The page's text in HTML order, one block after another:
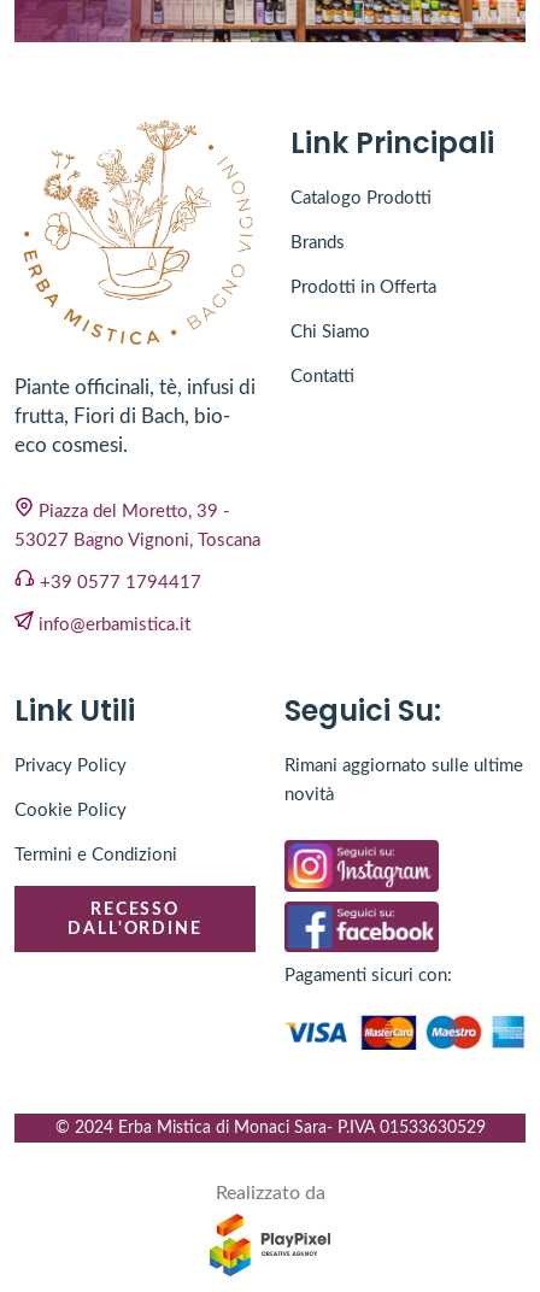
Piante officinali, tè, infusi di
frutta, Fiori di Bach, bio-
eco cosmesi.
Piazza del Moretto, 39 -
53027 Bagno Vignoni, Toscana
+39 0577 1794417
info@erbamistica.it
Link Principali
Catalogo Prodotti
Brands
Prodotti in Offerta
Chi Siamo
Contatti
Link Utili
Privacy Policy
Cookie Policy
Termini e Condizioni
RECESSO
DALL'ORDINE
Seguici Su:
Rimani aggiornato sulle ultime
novità
Pagamenti sicuri con:
© 2024 Erba Mistica di Monaci Sara- P.IVA 01533630529
Realizzato da